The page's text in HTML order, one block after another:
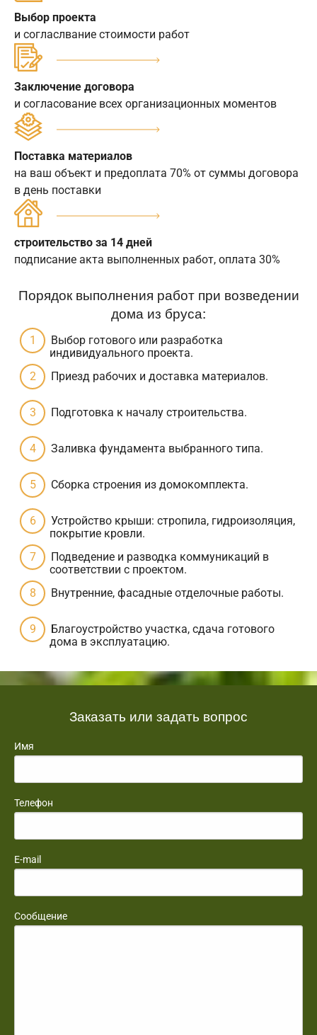
Выбор проекта
и согласлвание стоимости работ
Заключение договора
и согласование всех организационных моментов
Поставка материалов
на ваш объект и предоплата 70% от суммы договора
в день поставки
строительство за 14 дней
подписание акта выполненных работ, оплата 30%
Порядок выполнения работ при возведении
дома из бруса:
Выбор готового или разработка
индивидуального проекта.
Приезд рабочих и доставка материалов.
Подготовка к началу строительства.
Заливка фундамента выбранного типа.
Сборка строения из домокомплекта.
Устройство крыши: стропила, гидроизоляция,
покрытие кровли.
Подведение и разводка коммуникаций в
соответствии с проектом.
Внутренние, фасадные отделочные работы.
Благоустройство участка, сдача готового
дома в эксплуатацию.
Заказать или задать вопрос
Имя
Телефон
E-mail
Сообщение